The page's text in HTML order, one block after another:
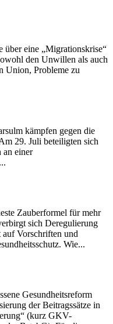
über eine „Migrationskrise“
den Unwillen als auch
Union, Probleme zu
kämpfen gegen die
29. Juli beteiligten sich
einer
Zauberformel für mehr
sich Deregulierung
Vorschriften und
Wie...
Gesundheitsreform
der Beitragssätze in
(kurz GKV-